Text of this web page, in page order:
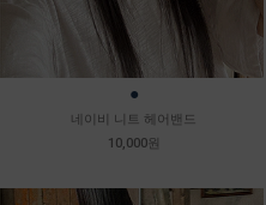
●
네이비 니트 헤어밴드
10,000원